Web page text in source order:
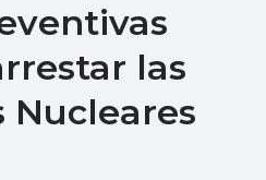
las
Nucleares